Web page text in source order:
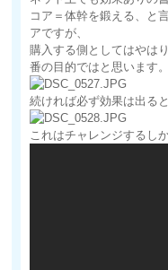
コア＝体幹を鍛える、と
アですが、
購入する側としてはやは
番の目的ではと思います。
続ければ必ず効果は出る
これはチャレンジするし